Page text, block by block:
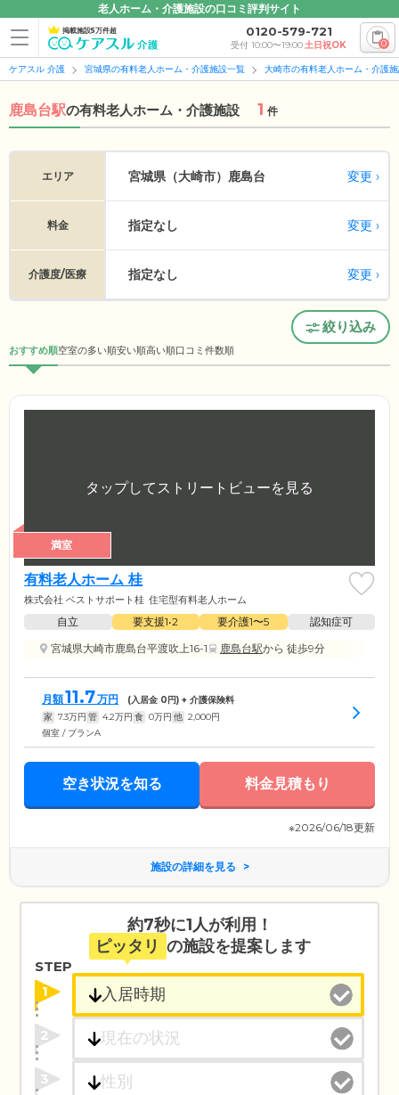
老人ホーム・介護施設の口コミ評判サイト
掲載施設5万件超 0120-579-721
受付 10:00〜19:00土日祝OK 0
ケアスル 介護 宮城県の有料老人ホーム・介護施設一覧 大崎市の有料老人ホーム・介護
鹿島台駅の有料老人ホーム・介護施設 1 件
エリア 宮城県（大崎市） 鹿島台 変更
料金 指定なし 変更
介護度/医療 指定なし 変更
絞り込み
おすすめ順空室の多い順安い順高い順口コミ件数順
満室
有料老人ホーム 桂
株式会社 ベストサポート桂 住宅型有料老人ホーム
自立 要支援1•2 要介護1〜5
認知症可
宮城県大崎市鹿島台平渡吹上16-1
鹿島台駅から 徒歩9分
月額11.7万円 (入居金 0円) + 介護保険料
家 7.3万円 管 4.2万円 食 0万円 他 2,000円
個室 / プランA
空き状況を知る 料金見積もり
※2026/06/18更新
施設の詳細を見る
約7秒に1人が利用！
ピッタリ の施設を提案します
STEP
1
2
3